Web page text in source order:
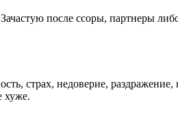
после ссоры, партнеры
страх, недоверие,
хуже.